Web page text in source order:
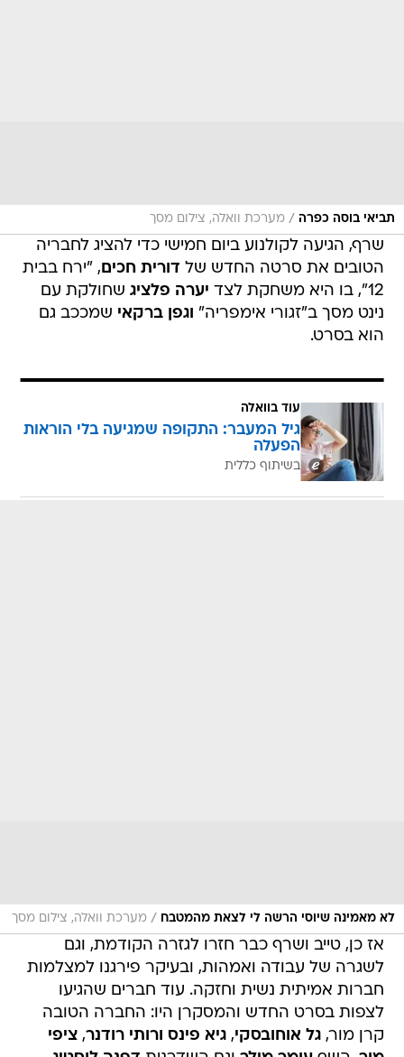
תביאי בוסה כפרה / מערכת וואלה, צילום מסך
שרף, הגיעה לקולנוע ביום חמישי כדי להציג לחבריה
הטובים את סרטה החדש של דורית חכים, "ירח בבית
12", בו היא משחקת לצד
יערה פלציג שחולקת עם
נינט מסך ב"זגורי אימפריה" וגפן ברקאי שמככב גם
הוא בסרט.
עוד בוואלה
גיל המעבר: התקופה שמגיעה בלי הוראות
הפעלה
בשיתוף כללית
לא מאמינה שיוסי הרשה לי לצאת מהמטבח / מערכת וואלה, צילום מסך
אז כן, טייב ושרף כבר חזרו לגזרה הקודמת, וגם
לשגרה של עבודה ואמהות, ובעיקר פירגנו למצלמות
חברות אמיתית נשית וחזקה. עוד חברים שהגיעו
לצפות בסרט החדש והמסקרן היו: החברה הטובה
קרן מור,גל אוחובסקי,גיא פינס ורותי רודנר,ציפי